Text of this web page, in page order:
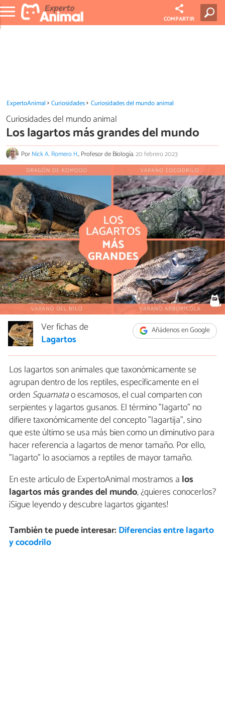
COMPARTIR
ExpertoAnimal Curiosidades Curiosidades del mundo animal
Curiosidades del mundo animal
Los lagartos más grandes del mundo
PorNick A. Romero H., Profesor de Biología.20 febrero 2023
Añádenos en Google
Ver fichas de
Lagartos
Los lagartos son animales que taxonómicamente se
agrupan dentro de los reptiles, específicamente en el
ordenSquamatao escamosos, el cual comparten con
serpientes y lagartos gusanos. El término "lagarto" no
difiere taxonómicamente del concepto "lagartija", sino
que este último se usa más bien como un diminutivo para
hacer referencia a lagartos de menor tamaño. Por ello,
"lagarto" lo asociamos a reptiles de mayor tamaño.
En este artículo de ExpertoAnimal mostramos a los
lagartos más grandes del mundo, ¿quieres conocerlos?
¡Sigue leyendo y descubre lagartos gigantes!
También te puede interesar: Diferencias entre lagarto
y cocodrilo